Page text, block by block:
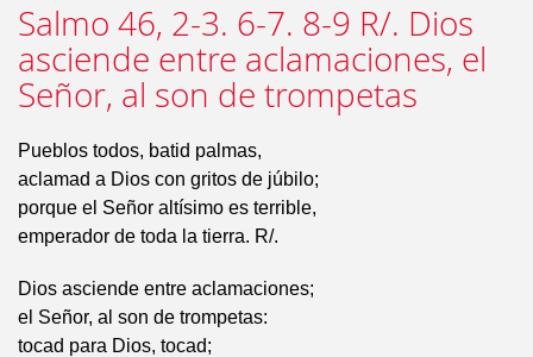
Salmo 46, 2-3. 6-7. 8-9 R/. Dios
asciende entre aclamaciones, el
Señor, al son de trompetas
Pueblos todos, batid palmas,
aclamad a Dios con gritos de júbilo;
porque el Señor altísimo es terrible,
emperador de toda la tierra. R/.
Dios asciende entre aclamaciones;
el Señor, al son de trompetas:
tocad para Dios, tocad;